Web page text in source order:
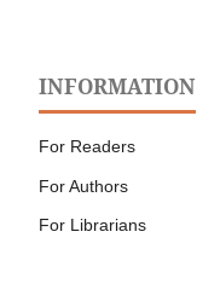
INFORMATION
For Readers
For Authors
For Librarians